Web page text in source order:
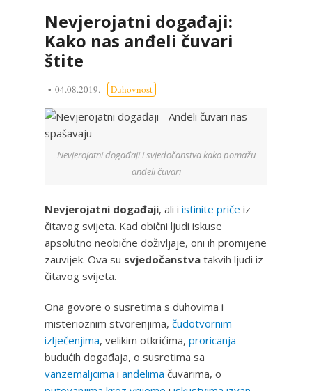
Nevjerojatni događaji:
Kako nas anđeli čuvari
štite
04.08.2019. Duhovnost
Nevjerojatni događaji i svjedočanstva kako pomažu
anđeli čuvari
Nevjerojatni događaji, ali i istinite priče iz
čitavog svijeta. Kad obični ljudi iskuse
apsolutno neobične doživljaje, oni ih promijene
zauvijek. Ova su svjedočanstva takvih ljudi iz
čitavog svijeta.
Ona govore o susretima s duhovima i
misterioznim stvorenjima, čudotvornim
izlječenjima, velikim otkrićima, proricanja
budućih događaja, o susretima sa
vanzemaljcima i anđelima čuvarima, o